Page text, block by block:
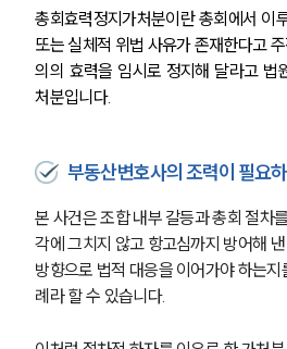
건설부 업
전체
소식/자료
언론보도
법률서식
총회효력정지가처분이란 총회에서 이
또는 실체적 위법 사유가 존재한다고
의의 효력을 임시로 정지해 달라고 법
처분입니다.
부동산변호사의 조력이 필요
본 사건은 조합 내부 갈등과 총회 절차
각에 그치지 않고 항고심까지 방어해
방향으로 법적 대응을 이어가야 하는
례라 할 수 있습니다.